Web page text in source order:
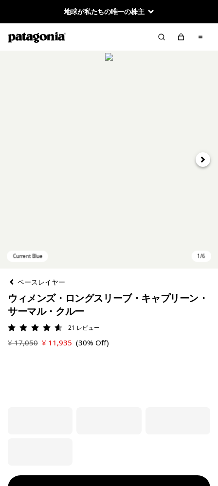
地球が私たちの唯一の株主
次へ
ベースレイヤー
ウィメンズ・ロングスリーブ・キャプリーン・
サーマル・クルー
評価: 4.6 / 5
21 レビュー
¥ 17,050 ¥ 11,935 (30% Off)